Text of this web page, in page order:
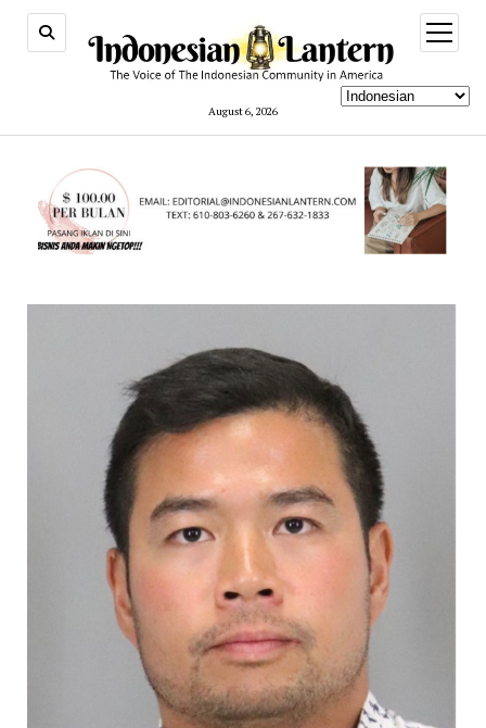
August 6, 2026
open
menu